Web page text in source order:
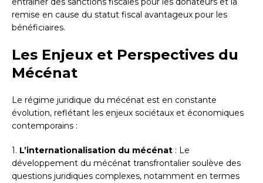
remise en cause du statut fiscal avantageux pour les
bénéficiaires.
Les Enjeux et Perspectives du
Mécénat
Le régime juridique du mécénat est en constante
évolution, reflétant les enjeux sociétaux et économiques
contemporains :
1. L’internationalisation du mécénat : Le
développement du mécénat transfrontalier soulève des
questions juridiques complexes, notamment en termes